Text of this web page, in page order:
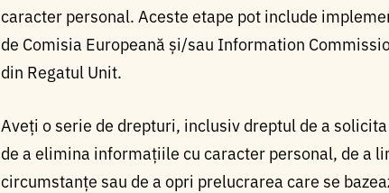
caracter personal. Aceste etape pot include
de Comisia Europeană și/sau Information
din Regatul Unit.
Aveți o serie de drepturi, inclusiv dreptul de a
de a elimina informațiile cu caracter personal, de
circumstanțe sau de a opri prelucrarea care se